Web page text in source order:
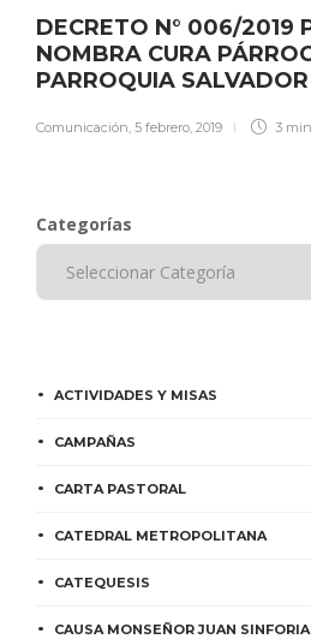
DECRETO N° 006/2019
NOMBRA CURA
PARROQUIA
Comunicación, 5 febrero, 2019 3 min
Categorías
ACTIVIDADES Y MISAS
CAMPAÑAS
CARTA PASTORAL
CATEDRAL METROPOLITANA
CATEQUESIS
CAUSA MONSEÑOR JUAN